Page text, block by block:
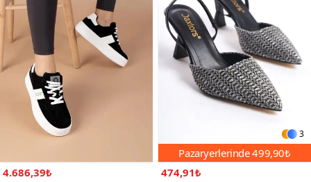
4.686,39₺
3
Pazaryerlerinde499,90₺
474,91₺